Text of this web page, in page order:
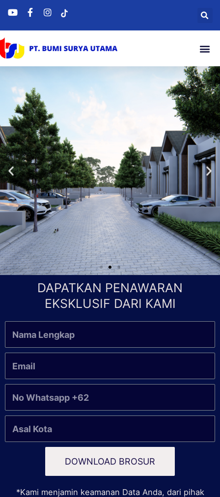
DAPATKAN PENAWARAN
EKSKLUSIF DARI KAMI
DOWNLOAD BROSUR
*Kami menjamin keamanan Data Anda, dari pihak